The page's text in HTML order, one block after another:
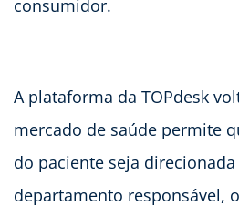
consumidor.
A plataforma da TOPdesk
mercado de saúde permite
do paciente seja
departamento responsável,